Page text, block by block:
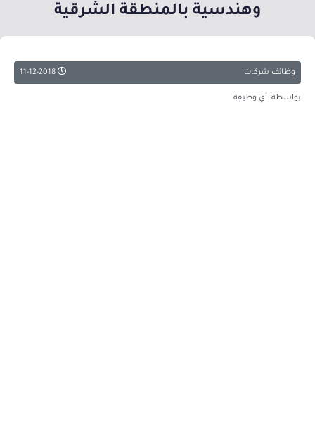
وهندسية بالمنطقة الشرقية
وظائف شركات
بواسطة: أي وظيفة